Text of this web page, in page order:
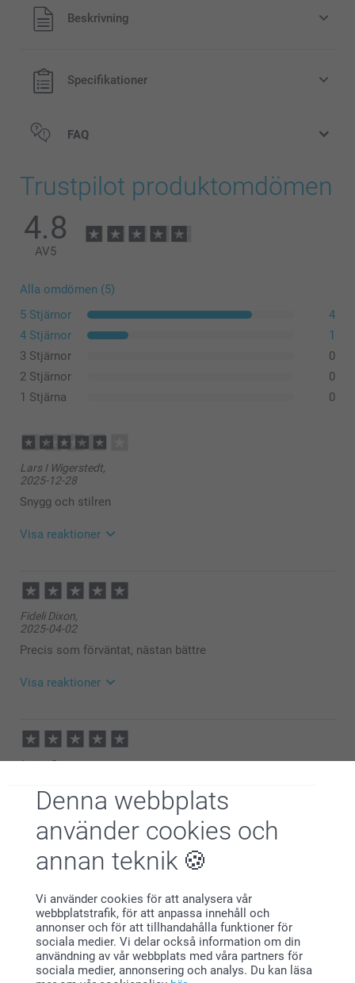
Denna webbplats
använder cookies och
annan teknik
Vi använder cookies för att analysera vår
webbplatstrafik, för att anpassa innehåll och
annonser och för att tillhandahålla funktioner för
sociala medier. Vi delar också information om din
användning av vår webbplats med våra partners för
sociala medier, annonsering och analys. Du kan läsa
Alla priser är i svenska kronor (SEK), inklusive moms och
exklusive porto.
Beskrivning
Specifikationer
Cocktailglas (set med 2)
Höga drinkglas (set med 2)
FAQ
Trustpilot produktomdömen
4.8
AV5
Alla omdömen (5)
5 Stjärnor
4
4 Stjärnor
1
3 Stjärnor
0
2 Stjärnor
0
1 Stjärna
0
Lars I Wigerstedt,
2025-12-28
Snygg och stilren
Visa reaktioner
12:35
Hej
Tack för ⭐️⭐⭐️⭐️! Vi är glada över att ha dig som
kund.
🩵-liga hälsningar
Pernilla @smartphoto
Fideli Dixon,
2025-04-02
Precis som förväntat, nästan bättre
Visa reaktioner
09:28
Hej Fideli,
Stort tack för dina ⭐️⭐️⭐️⭐️⭐️ och omdöme, kul att du
Vi önskar dig en fin dag!
Varma hälsningar,
Kirsi @smartphoto
Lotta S,
Supernöjd.
Nilsson,
Roliga glas till 40 årig bröllopsdag
Angelica Velke,